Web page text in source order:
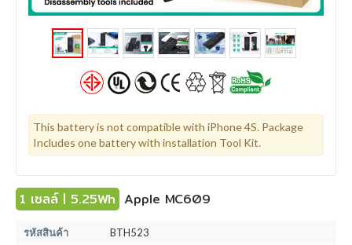
This battery is not compatible with iPhone 4S. Package
Includes one battery with installation Tool Kit.
1 เซลล์ | 5.25Wh Apple MC609
รหัสสินค้า
BTH523